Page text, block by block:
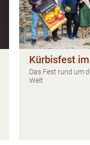
Kürbisfest
Das Fest rund um
Welt